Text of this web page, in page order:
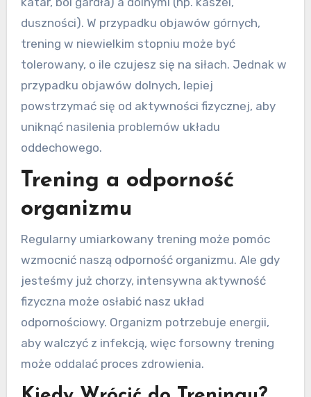
duszności). W przypadku objawów górnych,
trening w niewielkim stopniu może być
tolerowany, o ile czujesz się na siłach. Jednak w
przypadku objawów dolnych, lepiej
powstrzymać się od aktywności fizycznej, aby
uniknąć nasilenia problemów układu
oddechowego.
Trening a odporność
organizmu
Regularny umiarkowany trening może pomóc
wzmocnić naszą odporność organizmu. Ale gdy
jesteśmy już chorzy, intensywna aktywność
fizyczna może osłabić nasz układ
odpornościowy. Organizm potrzebuje energii,
aby walczyć z infekcją, więc forsowny trening
może oddalać proces zdrowienia.